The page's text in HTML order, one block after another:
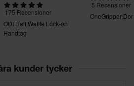
175 Recensioner
ODI Half Waffle Lock-on
Handtag
5 Recensioner
OneGripper
kunder tycker